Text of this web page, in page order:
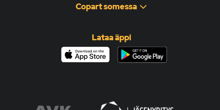
Copart somessa
Lataa äppi